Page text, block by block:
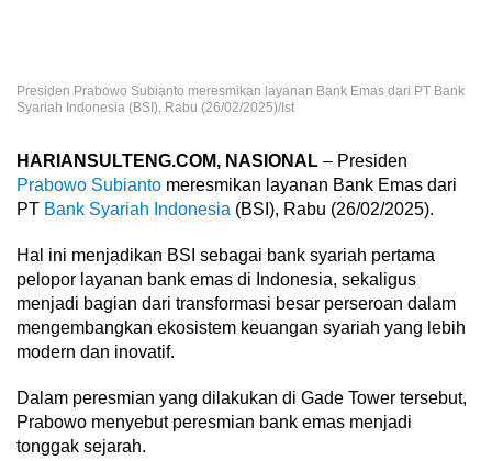
Presiden Prabowo Subianto meresmikan layanan Bank Emas dari PT Bank
Syariah Indonesia (BSI), Rabu (26/02/2025)/Ist
HARIANSULTENG.COM, NASIONAL – Presiden
Prabowo Subianto meresmikan layanan Bank Emas dari
PT Bank Syariah Indonesia (BSI), Rabu (26/02/2025).
Hal ini menjadikan BSI sebagai bank syariah pertama
pelopor layanan bank emas di Indonesia, sekaligus
menjadi bagian dari transformasi besar perseroan dalam
mengembangkan ekosistem keuangan syariah yang lebih
modern dan inovatif.
Dalam peresmian yang dilakukan di Gade Tower tersebut,
Prabowo menyebut peresmian bank emas menjadi
tonggak sejarah.